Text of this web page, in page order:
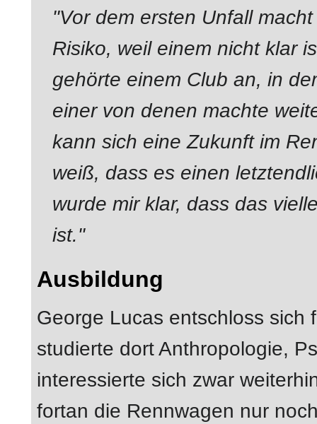
"Vor dem ersten Unfall
Risiko, weil einem nicht klar
gehörte einem Club an, in
einer von denen machte
kann sich eine Zukunft im
weiß, dass es einen
wurde mir klar, dass das
ist."
Ausbildung
George Lucas entschloss sich
studierte dort Anthropologie,
interessierte sich zwar
fortan die Rennwagen nur